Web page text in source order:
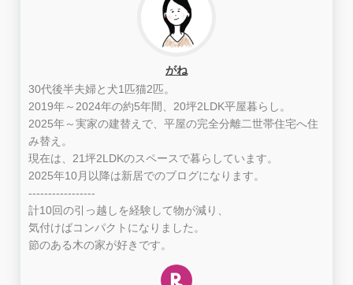
がね
30代後半夫婦と犬1匹猫2匹。
2019年～2024年の約5年間、20坪2LDK平屋暮らし。
2025年～実家の建替えで、平屋の完全分離二世帯住宅へ住
み替え。
現在は、21坪2LDKのスペースで暮らしています。
2025年10月以降は新居でのブログになります。
-----------------
計10回の引っ越しを経験して物が減り、
気付けばコンパクトになりました。
節のある木の家が好きです。